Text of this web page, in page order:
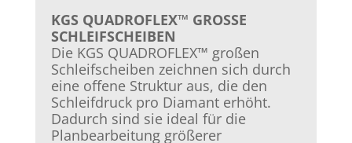
KGS QUADROFLEX™ GROSSE
SCHLEIFSCHEIBEN
Die KGS QUADROFLEX™ großen
Schleifscheiben zeichnen sich durch
eine offene Struktur aus, die den
Schleifdruck pro Diamant erhöht.
Dadurch sind sie ideal für die
Planbearbeitung größerer